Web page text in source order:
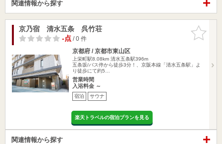
関連情報から探す
お気に入
りに追加
京乃宿 清水五条 呉竹荘
-点/ 0 件
京都府 / 京都市東山区
上栄町駅8.08km 清水五条駅396m
五条坂/バス停から徒歩3分！、京阪本線「清水五条駅」よ
り徒歩にて約5…
営業時間
入浴料金 ～
宿泊 サウナ
楽天トラベルの宿泊プランを見る
関連情報から探す